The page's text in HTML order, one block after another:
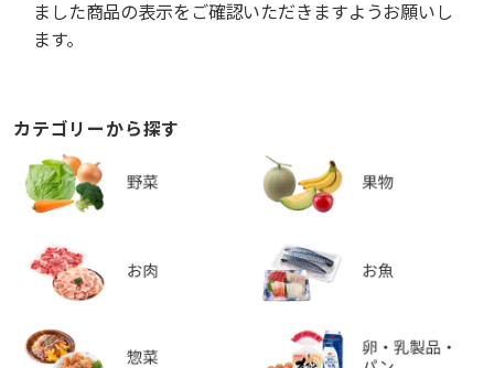
ました商品の表示をご確認いただきますようお願いし
ます。
カテゴリーから探す